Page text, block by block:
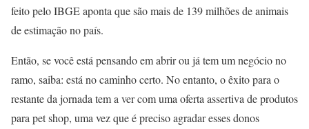
feito pelo IBGE aponta que são mais de 139 milhões de animais
de estimação no país.
Então, se você está pensando em abrir ou já tem um negócio no
ramo, saiba: está no caminho certo. No entanto, o êxito para o
restante da jornada tem a ver com uma oferta assertiva de produtos
para pet shop, uma vez que é preciso agradar esses donos